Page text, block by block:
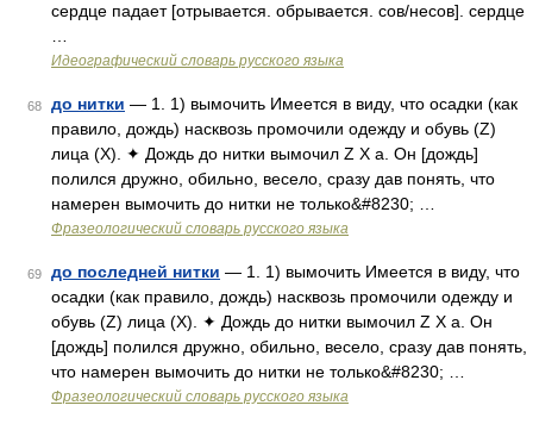
сердце падает [отрывается. обрывается. сов/несов]. сердце
Идеографический словарь русского языка
68 до нитки — 1. 1) вымочить Имеется в виду, что осадки (как
правило, дождь) насквозь промочили одежду и обувь (Z)
лица (Х). ✦ Дождь до нитки вымочил Z Х а. Он [дождь]
полился дружно, обильно, весело, сразу дав понять, что
намерен вымочить до нитки не только&#8230; …
Фразеологический словарь русского языка
69 до последней нитки — 1. 1) вымочить Имеется в виду, что
осадки (как правило, дождь) насквозь промочили одежду и
обувь (Z) лица (Х). ✦ Дождь до нитки вымочил Z Х а. Он
[дождь] полился дружно, обильно, весело, сразу дав понять,
что намерен вымочить до нитки не только&#8230; …
Фразеологический словарь русского языка